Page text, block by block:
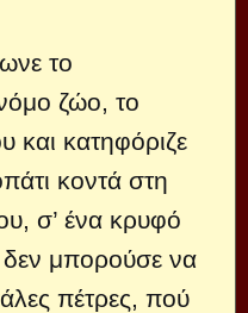
το
ζώο, το
και κατηφόριζε
κοντά στη
σ’ ένα κρυφό
μπορούσε να
πέτρες, πού